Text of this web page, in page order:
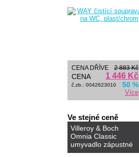
CENA DŘÍVE 2 883 Kč
CENA 1 446 Kč
č.zb.: 0042623010 50 %
Více
Ve stejné ceně
Villeroy & Boch
Omnia Classic
umyvadlo zápustné
635x485mm,bílé